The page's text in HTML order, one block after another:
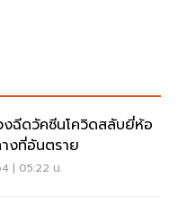
ฉีดวัคซีนโควิดสลับยี่ห้อ
งที่อันตราย
| 05:22 น.